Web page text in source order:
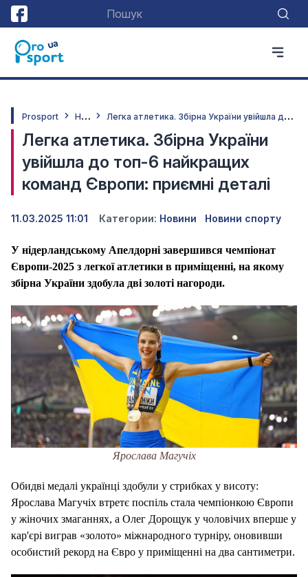
Prosport Н
овини Л
егка атлетика. Збірна України увійшла до топ-6 найкращих команд Європи: приємні деталі
Легка атлетика. Збірна України
увійшла до топ-6 найкращих
команд Європи: приємні деталі
11.03.2025 11:01 Категории: Новини Новини спорту
У нідерландському Апелдорні завершився чемпіонат
Європи-2025 з легкої атлетики в приміщенні, на якому
збірна України здобула дві золоті нагороди.
Ярослава Магучіх
Обидві медалі українці здобули у стрибках у висоту:
Ярослава Магучіх втретє поспіль стала чемпіонкою Європи
у жіночих змаганнях, а Олег Дорощук у чоловічих вперше у
кар'єрі виграв «золото» міжнародного турніру, оновивши
особистий рекорд на Євро у приміщенні на два сантиметри.